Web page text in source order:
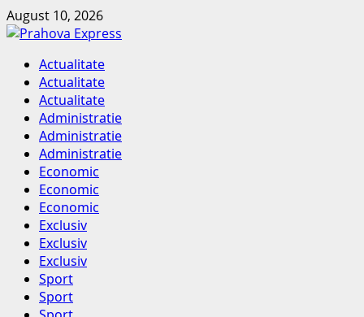
Skip
to
August 10, 2026
Primary
Menu
Actualitate
Actualitate
Actualitate
Administratie
Administratie
Administratie
Economic
Economic
Economic
Exclusiv
Exclusiv
Exclusiv
Sport
Sport